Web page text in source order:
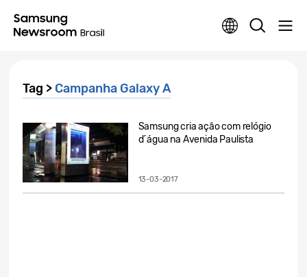
Tag > Campanha Galaxy A
Samsung cria ação com relógio
d´água na Avenida Paulista
13-03-2017